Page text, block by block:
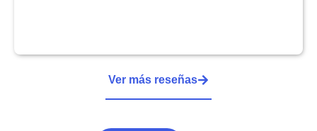
Ver más reseñas